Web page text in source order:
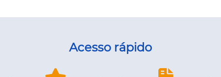
Acesso rápido